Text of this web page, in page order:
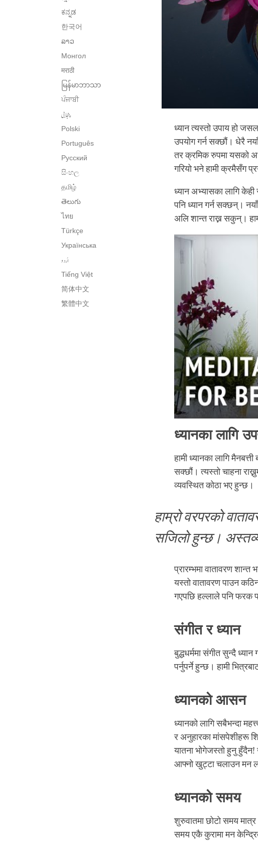
ಕನ್ನಡ
한국어
ລາວ
Монгол
मराठी
မြန်မာဘာသာ
ਪੰਜਾਬੀ
پنجابی
Polski
Português
Русский
සිංහල
தமிழ்
తెలుగు
ไทย
Türkçe
Українська
اُردو
Tiếng Việt
简体中文
繁體中文
ध्यान त्यस्तो उपाय हो
उपयोग गर्न सक्छौं। धेरै
तर क्रमिक रुपमा यसको
गरियो भने हामी क्रमैसँग
ध्यान अभ्यासका लागि
पनि ध्यान गर्न सक्छन्।
अलि शान्त राख्न सकुन्।
ध्यानका लागि
हामी ध्यानका लागि
सक्छौं। त्यस्तो चाहना
व्यवस्थित कोठा भए हुन्छ।
हाम्रो वरपरको
सजिलो हुन्छ।
प्रारम्भमा वातावरण
यस्तो वातावरण पाउन
गएपछि हल्लाले पनि फरक
संगीत र ध्यान
बुद्धधर्ममा संगीत सुन्दै
पर्नुपर्ने हुन्छ। हामी
ध्यानको आसन
ध्यानको लागि सबैभन्दा
र अनुहारका मांसपेशीहरू
यातना भोगेजस्तो हुनु
आफ्नो खुट्टा चलाउन मन
ध्यानको समय
शुरुवातमा छोटो समय मात्र
समय एकै कुरामा मन